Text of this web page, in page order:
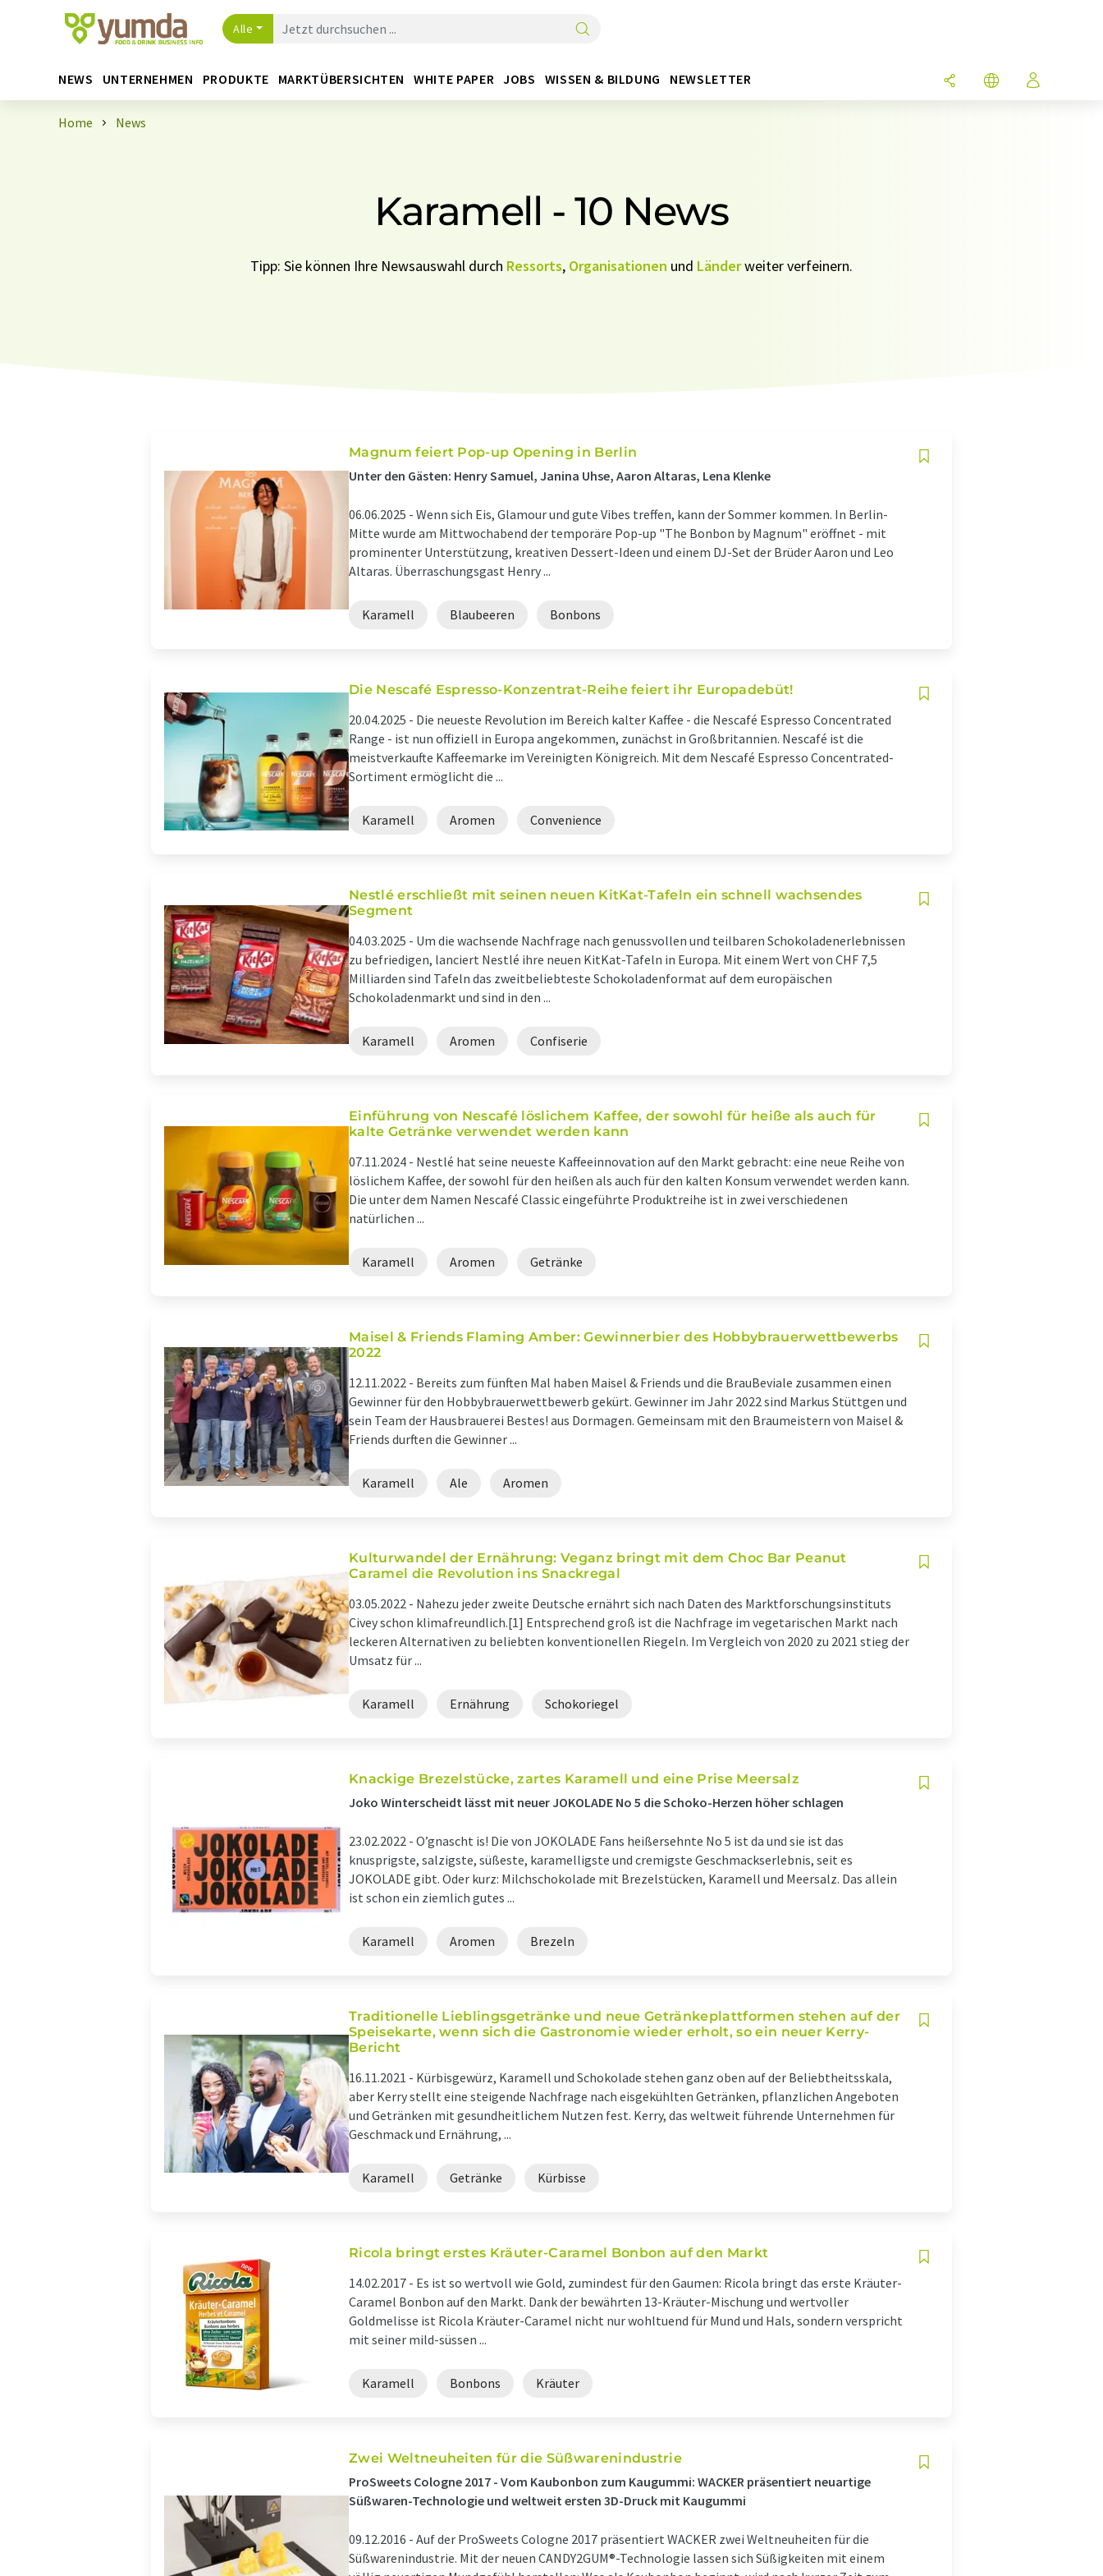
Alle
NEWS UNTERNEHMEN PRODUKTE MARKTÜBERSICHTEN WHITE PAPER JOBS WISSEN & BILDUNG NEWSLETTER
Home News
Karamell - 10 News
Tipp: Sie können Ihre Newsauswahl durch Ressorts, Organisationen und Länderweiter verfeinern.
Magnum feiert Pop-up Opening in Berlin
Unter den Gästen: Henry Samuel, Janina Uhse, Aaron Altaras, Lena Klenke
06.06.2025 - Wenn sich Eis, Glamour und gute Vibes treffen, kann der Sommer kommen. In Berlin-
Mitte wurde am Mittwochabend der temporäre Pop-up "The Bonbon by Magnum" eröffnet - mit
prominenter Unterstützung, kreativen Dessert-Ideen und einem DJ-Set der Brüder Aaron und Leo
Altaras. Überraschungsgast Henry ...
Karamell Blaubeeren Bonbons
Die Nescafé Espresso-Konzentrat-Reihe feiert ihr Europadebüt!
20.04.2025 - Die neueste Revolution im Bereich kalter Kaffee - die Nescafé Espresso Concentrated
Range - ist nun offiziell in Europa angekommen, zunächst in Großbritannien. Nescafé ist die
meistverkaufte Kaffeemarke im Vereinigten Königreich. Mit dem Nescafé Espresso Concentrated-
Sortiment ermöglicht die ...
Karamell Aromen Convenience
Nestlé erschließt mit seinen neuen KitKat-Tafeln ein schnell wachsendes
Segment
04.03.2025 - Um die wachsende Nachfrage nach genussvollen und teilbaren Schokoladenerlebnissen
zu befriedigen, lanciert Nestlé ihre neuen KitKat-Tafeln in Europa. Mit einem Wert von CHF 7,5
Milliarden sind Tafeln das zweitbeliebteste Schokoladenformat auf dem europäischen
Schokoladenmarkt und sind in den ...
Karamell Aromen Confiserie
Einführung von Nescafé löslichem Kaffee, der sowohl für heiße als auch für
kalte Getränke verwendet werden kann
07.11.2024 - Nestlé hat seine neueste Kaffeeinnovation auf den Markt gebracht: eine neue Reihe von
löslichem Kaffee, der sowohl für den heißen als auch für den kalten Konsum verwendet werden kann.
Die unter dem Namen Nescafé Classic eingeführte Produktreihe ist in zwei verschiedenen
natürlichen ...
Karamell Aromen Getränke
Maisel & Friends Flaming Amber: Gewinnerbier des Hobbybrauerwettbewerbs
2022
12.11.2022 - Bereits zum fünften Mal haben Maisel & Friends und die BrauBeviale zusammen einen
Gewinner für den Hobbybrauerwettbewerb gekürt. Gewinner im Jahr 2022 sind Markus Stüttgen und
sein Team der Hausbrauerei Bestes! aus Dormagen. Gemeinsam mit den Braumeistern von Maisel &
Friends durften die Gewinner ...
Karamell Ale Aromen
Kulturwandel der Ernährung: Veganz bringt mit dem Choc Bar Peanut
Caramel die Revolution ins Snackregal
03.05.2022 - Nahezu jeder zweite Deutsche ernährt sich nach Daten des Marktforschungsinstituts
Civey schon klimafreundlich.[1] Entsprechend groß ist die Nachfrage im vegetarischen Markt nach
leckeren Alternativen zu beliebten konventionellen Riegeln. Im Vergleich von 2020 zu 2021 stieg der
Umsatz für ...
Karamell Ernährung Schokoriegel
Knackige Brezelstücke, zartes Karamell und eine Prise Meersalz
Joko Winterscheidt lässt mit neuer JOKOLADE No 5 die Schoko-Herzen höher schlagen
23.02.2022 - O’gnascht is! Die von JOKOLADE Fans heißersehnte No 5 ist da und sie ist das
knusprigste, salzigste, süßeste, karamelligste und cremigste Geschmackserlebnis, seit es
JOKOLADE gibt. Oder kurz: Milchschokolade mit Brezelstücken, Karamell und Meersalz. Das allein
ist schon ein ziemlich gutes ...
Karamell Aromen Brezeln
Traditionelle Lieblingsgetränke und neue Getränkeplattformen stehen auf der
Speisekarte, wenn sich die Gastronomie wieder erholt, so ein neuer Kerry-
Bericht
16.11.2021 - Kürbisgewürz, Karamell und Schokolade stehen ganz oben auf der Beliebtheitsskala,
aber Kerry stellt eine steigende Nachfrage nach eisgekühlten Getränken, pflanzlichen Angeboten
und Getränken mit gesundheitlichem Nutzen fest. Kerry, das weltweit führende Unternehmen für
Geschmack und Ernährung, ...
Karamell Getränke Kürbisse
Ricola bringt erstes Kräuter-Caramel Bonbon auf den Markt
14.02.2017 - Es ist so wertvoll wie Gold, zumindest für den Gaumen: Ricola bringt das erste Kräuter-
Caramel Bonbon auf den Markt. Dank der bewährten 13-Kräuter-Mischung und wertvoller
Goldmelisse ist Ricola Kräuter-Caramel nicht nur wohltuend für Mund und Hals, sondern verspricht
mit seiner mild-süssen ...
Karamell Bonbons Kräuter
Zwei Weltneuheiten für die Süßwarenindustrie
ProSweets Cologne 2017 - Vom Kaubonbon zum Kaugummi: WACKER präsentiert neuartige
Süßwaren-Technologie und weltweit ersten 3D-Druck mit Kaugummi
09.12.2016 - Auf der ProSweets Cologne 2017 präsentiert WACKER zwei Weltneuheiten für die
Süßwarenindustrie. Mit der neuen CANDY2GUM®-Technologie lassen sich Süßigkeiten mit einem